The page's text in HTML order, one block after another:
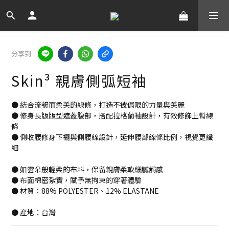
分享到
Skin³ 親膚側弧短袖
● 結合流暢而柔美的線條，打造不被侷限的力量與美麗
● 修身長版版型遮蓋腹部，搭配拉格蘭袖設計，有效修飾上臂線
條
● 側收腰修身下襬與側腰線設計，延伸腰部線條比例，視覺更纖
細
● 如雲朵般輕柔的布料，保留親膚柔軟細膩觸感
● 布面棉密紮實，賦予無拘束的穿著體驗
● 材質：88% POLYESTER、12% ELASTANE
● 產地：台灣